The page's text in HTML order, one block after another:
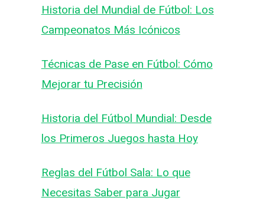
Historia del Mundial de Fútbol: Los
Campeonatos Más Icónicos
Técnicas de Pase en Fútbol: Cómo
Mejorar tu Precisión
Historia del Fútbol Mundial: Desde
los Primeros Juegos hasta Hoy
Reglas del Fútbol Sala: Lo que
Necesitas Saber para Jugar